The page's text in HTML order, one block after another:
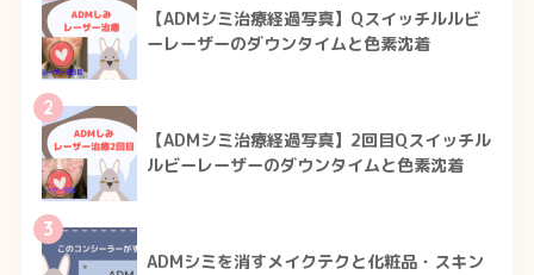
【ADMシミ治療経過写真】Qスイッチルルビ
ーレーザーのダウンタイムと色素沈着
2
【ADMシミ治療経過写真】2回目Qスイッチル
ルビーレーザーのダウンタイムと色素沈着
3
ADMシミを消すメイクテクと化粧品・スキン